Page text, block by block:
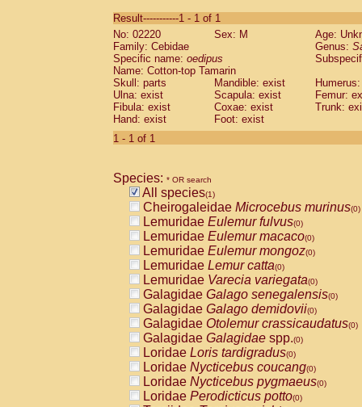
CebidaeSaguinus labiatus(0)
Cebidae Saguinus leucopus (0)
Cebidae
CebidaeSaguinus mystax
Cebidae Saguinus nigricollis (0)
Cebidae Saguinus oedipus
Cebidae Saguinus weddelli
Cebidae Saguinusspp.
Cebidae
CebidaeCebus capucinus
CebidaeCebus nigrivittatus
CebidaeCebus spp.(0)
CebidaeSaimiri boliviensis(0)
CebidaeSaimiri sciureus(0)
AtelidaeAlouatta caraya(0)
AtelidaeAlouatta fusca(0)
AtelidaeAlouatta seniculus(0)
AtelidaeAlouattaspp.(0)
AtelidaeAteles belzebuth(0)
AtelidaeAteles geoffroyi(0)
AtelidaeAteles paniscus(0)
AtelidaeAtelesspp.(0)
AtelidaeLagothrix lagothricha(0)
AtelidaeLagothrix lagothricha cana
PitheciidaeCacajao calvus
Result-----------1 - 1 of 1
No: 02220
Sex: M
Age:
Family: Cebidae
Genus:
Specific name: oedipus
Name: Cotton-top Tamarin
Skull: parts
Mandible: exist
Ulna: exist
Scapula: exist
Femur:
Fibula: exist
Coxae: exist
Trunk:
Hand: exist
Foot: exist
1 - 1 of 1
Species: * OR search
All species(1)
Cheirogaleidae Microcebus murinus(0)
Lemuridae Eulemur fulvus(0)
Lemuridae Eulemur macaco(0)
Lemuridae Eulemur mongoz(0)
Lemuridae Lemur catta(0)
Lemuridae Varecia variegata(0)
Galagidae Galago senegalensis(0)
Galagidae Galago demidovii(0)
Galagidae Otolemur crassicaudatus(0)
Galagidae Galagidae spp.(0)
Loridae Loris tardigradus(0)
Loridae Nycticebus coucang(0)
Loridae Nycticebus pygmaeus(0)
Loridae Perodicticus potto(0)